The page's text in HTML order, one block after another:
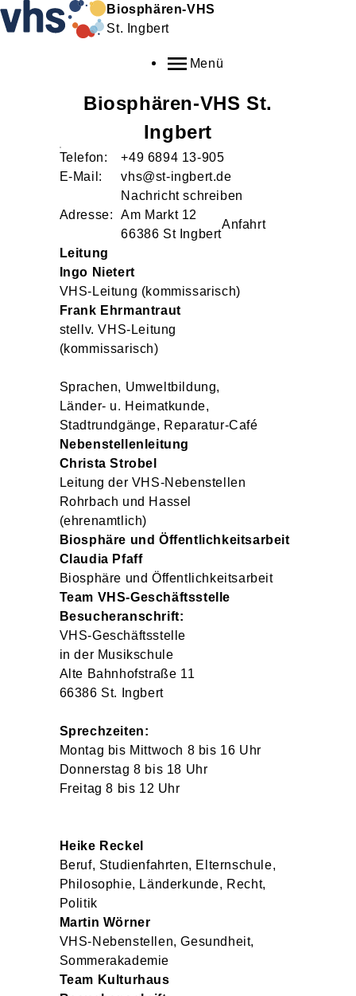
Biosphären-VHS
St. Ingbert
Menü
Biosphären-VHS St.
Ingbert
Telefon:
+49 6894 13-905
E-Mail:
vhs@st-ingbert.de
Nachricht schreiben
Adresse:
Am Markt 12
66386 St Ingbert
Anfahrt
Leitung
Ingo Nietert
VHS-Leitung (kommissarisch)
Frank Ehrmantraut
stellv. VHS-Leitung
(kommissarisch)
Sprachen, Umweltbildung,
Länder- u. Heimatkunde,
Stadtrundgänge, Reparatur-Café
Nebenstellenleitung
ChristaStrobel
Leitung der VHS-Nebenstellen
Rohrbach und Hassel
(ehrenamtlich)
Biosphäre und Öffentlichkeitsarbeit
Claudia Pfaff
Biosphäre und Öffentlichkeitsarbeit
Team VHS-Geschäftsstelle
Besucheranschrift:
VHS-Geschäftsstelle
in der Musikschule
Alte Bahnhofstraße 11
66386 St. Ingbert
Sprechzeiten:
Montag bis Mittwoch 8 bis 16 Uhr
Donnerstag 8 bis 18 Uhr
Freitag 8 bis 12 Uhr
Heike Reckel
Beruf, Studienfahrten, Elternschule,
Philosophie, Länderkunde, Recht,
Politik
Martin Wörner
VHS-Nebenstellen, Gesundheit,
Sommerakademie
Team Kulturhaus